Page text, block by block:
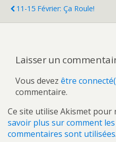
11-15 Février: Ça Roule!
Laisser un
Vous devez être
commentaire.
Ce site utilise Akismet pour
savoir plus sur comment
commentaires sont utilisées.